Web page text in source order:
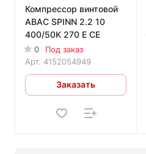
Компрессор винтовой
ABAC SPINN 2.2 10
400/50K 270 E CE
0
Под заказ
Арт. 4152054949
Заказать